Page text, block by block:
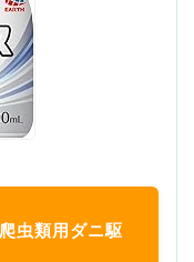
虫類用ダニ駆